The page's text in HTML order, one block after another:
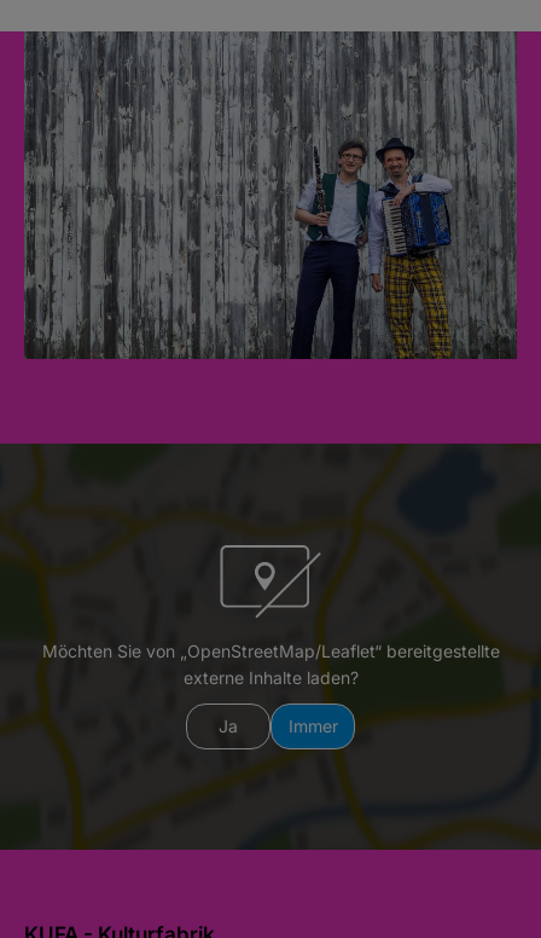
Möchten Sie von „OpenStreetMap/Leaflet“ bereitgestellte
externe Inhalte laden?
Ja Immer